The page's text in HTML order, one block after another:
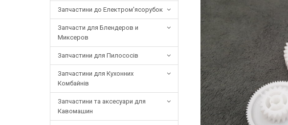
Запчастини до Електром'ясорубок
Запчасти для Блендеров и
Миксеров
Запчастини для Пилососів
Запчастини для Кухонних
Комбайнів
Запчастини та аксесуари для
Кавомашин